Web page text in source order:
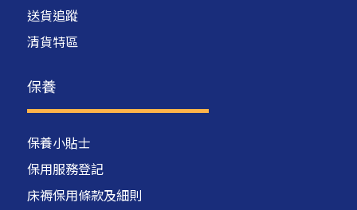
送貨追蹤
清貨特區
保養
保養小貼士
保用服務登記
床褥保用條款及細則